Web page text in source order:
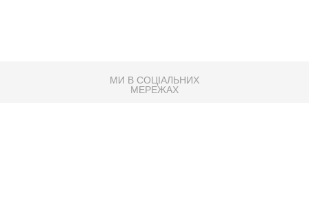
МИ В СОЦІАЛЬНИХ
МЕРЕЖАХ